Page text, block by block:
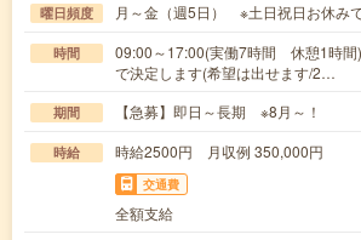
曜日頻度 月～金（週5日） ※土日祝日お休み
時間
09:00～17:00(実働7時間 休憩1時間
で決定します(希望は出せます/2…
期間 【急募】即日～長期 ※8月～！
時給 時給2500円 月収例 350,000円
交通費
全額支給